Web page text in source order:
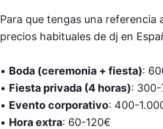
Para que tengas una
precios habituales de dj en
• Boda (ceremonia + fiesta):
• Fiesta privada (4 horas):
• Evento corporativo: 400-
• Hora extra: 60-120€